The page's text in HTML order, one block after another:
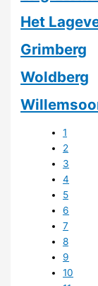
Het
Grimberg
Woldberg
1
2
3
4
5
6
7
8
9
10